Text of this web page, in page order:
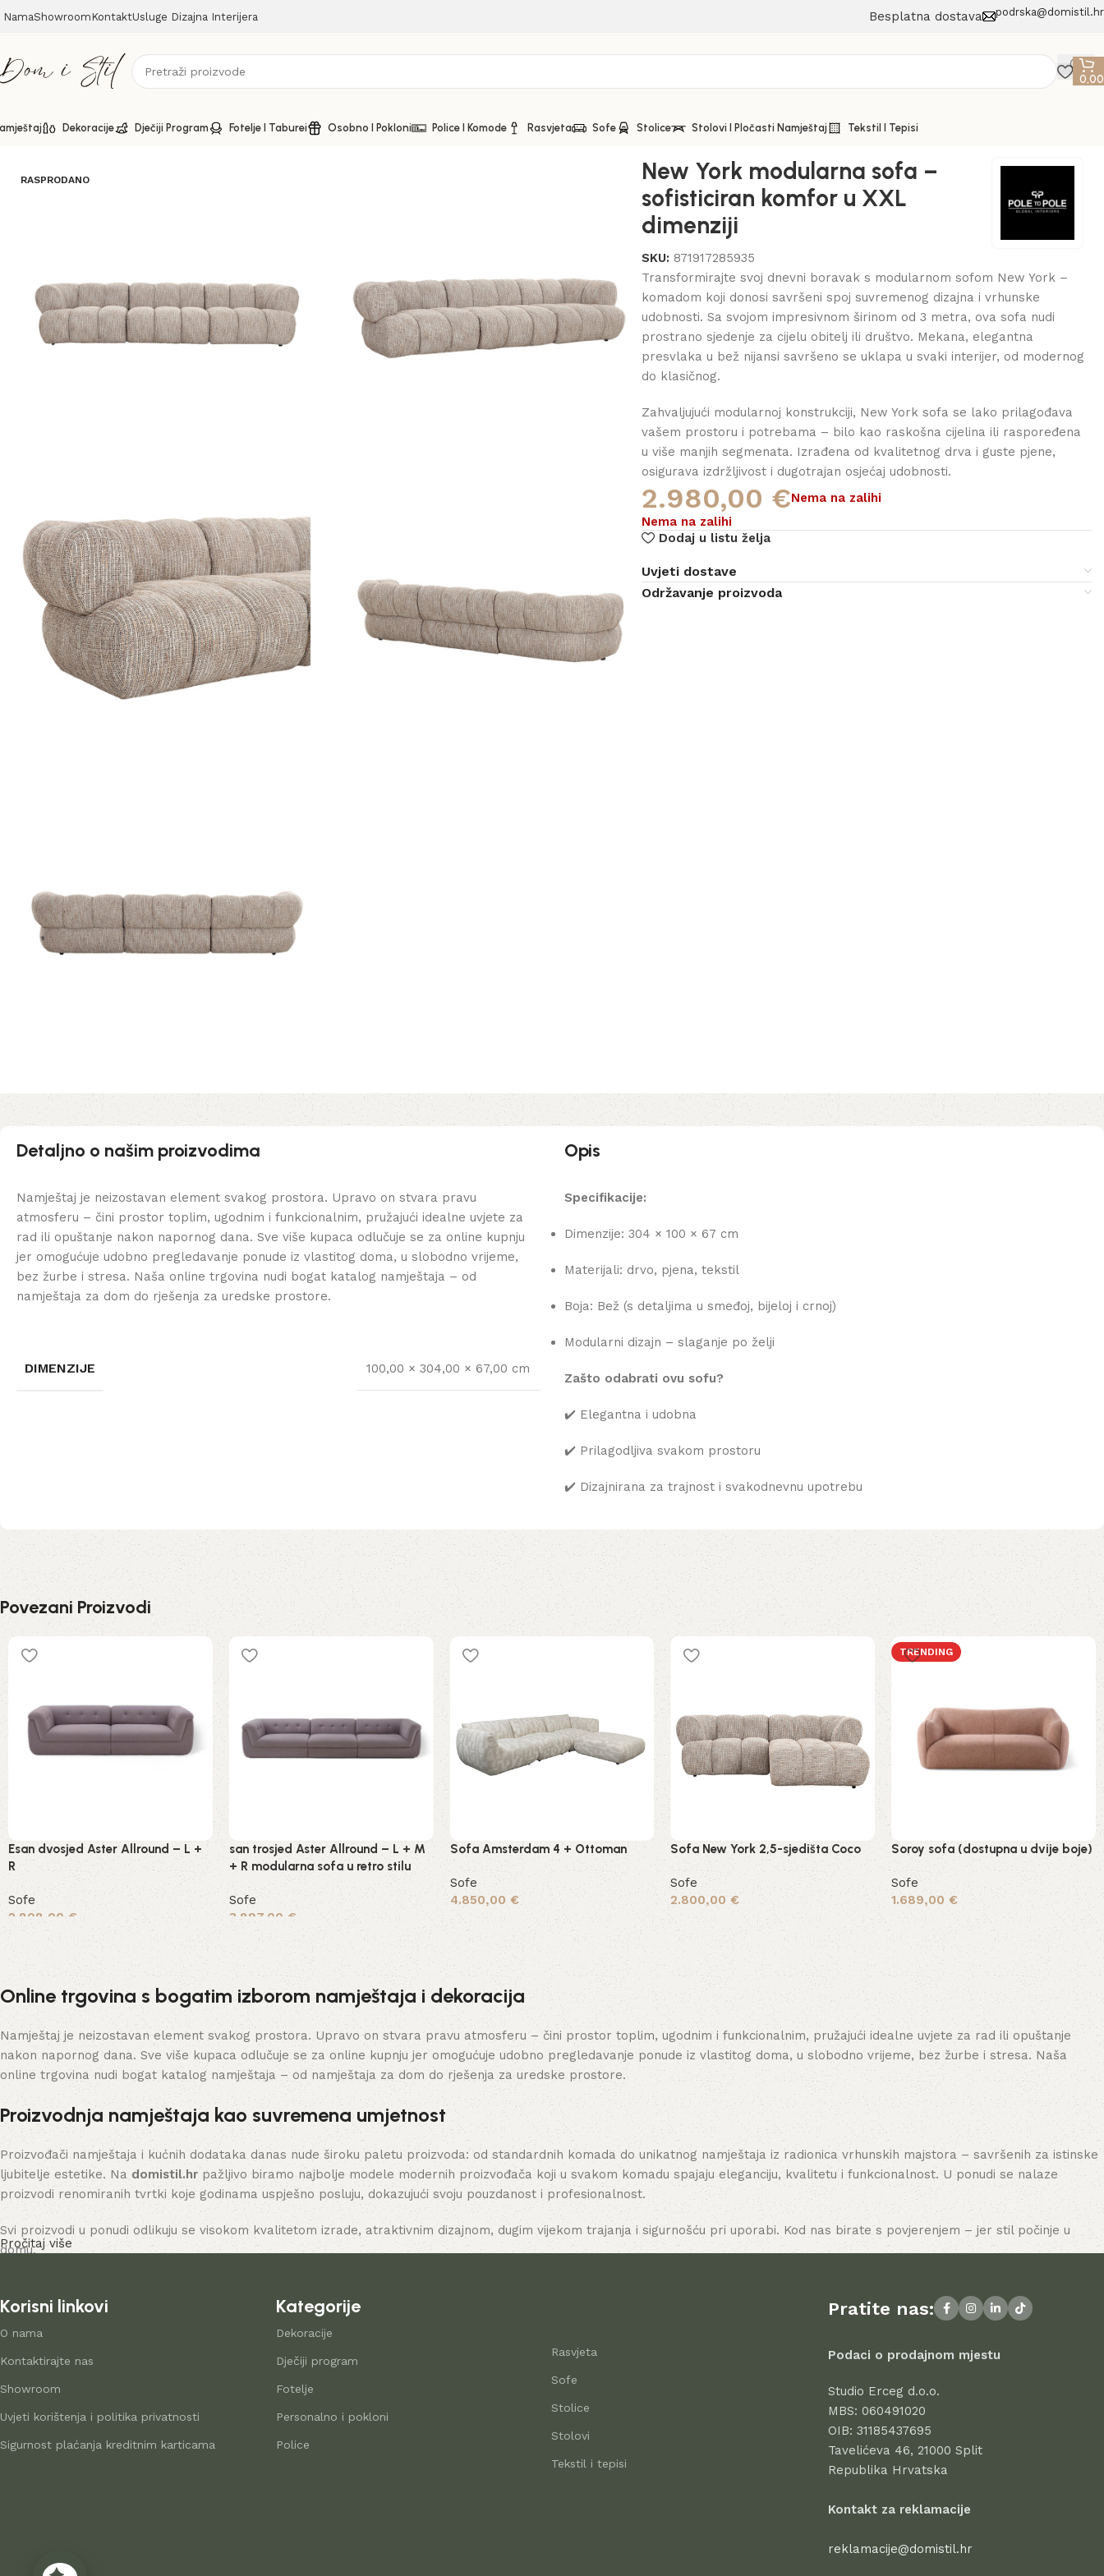
NamaShowroom KontaktUsluge Dizajna Interijera Besplatna dostava podrska@domistil.hr
Dekoracije Dječiji Program Fotelje I Taburei Osobno I Pokloni Police I Komode Rasvjeta Sofe Stolice Stolovi I Pločasti Namještaj Tekstil I Tepisi
New York modularna sofa – sofisticiran komfor u XXL dimenziji
RASPRODANO
New York modularna sofa –
sofisticiran komfor u XXL
dimenziji
SKU: 871917285935
Transformirajte svoj dnevni boravak s modularnom sofom New York –
komadom koji donosi savršeni spoj suvremenog dizajna i vrhunske
udobnosti. Sa svojom impresivnom širinom od 3 metra, ova sofa nudi
prostrano sjedenje za cijelu obitelj ili društvo. Mekana, elegantna
presvlaka u bež nijansi savršeno se uklapa u svaki interijer, od modernog
do klasičnog.
Zahvaljujući modularnoj konstrukciji, New York sofa se lako prilagođava
vašem prostoru i potrebama – bilo kao raskošna cijelina ili raspoređena
u više manjih segmenata. Izrađena od kvalitetnog drva i guste pjene,
osigurava izdržljivost i dugotrajan osjećaj udobnosti.
2.980,00 €Nema na zalihi
Nema na zalihi
Dodaj u listu želja
Uvjeti dostave
Održavanje proizvoda
Detaljno o našim proizvodima
Namještaj je neizostavan element svakog prostora. Upravo on stvara pravu
atmosferu – čini prostor toplim, ugodnim i funkcionalnim, pružajući idealne uvjete za
rad ili opuštanje nakon napornog dana. Sve više kupaca odlučuje se za online kupnju
jer omogućuje udobno pregledavanje ponude iz vlastitog doma, u slobodno vrijeme,
bez žurbe i stresa. Naša online trgovina nudi bogat katalog namještaja – od
namještaja za dom do rješenja za uredske prostore.
DIMENZIJE 100,00 × 304,00 × 67,00 cm
Opis
Specifikacije:
Dimenzije: 304 × 100 × 67 cm
Materijali: drvo, pjena, tekstil
Boja: Bež (s detaljima u smeđoj, bijeloj i crnoj)
Modularni dizajn – slaganje po želji
Zašto odabrati ovu sofu?
✔️ Elegantna i udobna
✔️ Prilagodljiva svakom prostoru
✔️ Dizajnirana za trajnost i svakodnevnu upotrebu
Povezani Proizvodi
Esan dvosjed Aster Allround – L +
R
Sofe
2.808,00 €
Odaberi opcije
san trosjed Aster Allround – L + M
+ R modularna sofa u retro stilu
Sofe
3.897,00 €
Odaberi opcije
Sofa Amsterdam 4 + Ottoman
Sofe
4.850,00 €
Sofa New York 2,5-sjedišta Coco
Sofe
2.800,00 €
Dodaj u košaricu
TRENDING
Soroy sofa (dostupna u dvije boje)
Sofe
1.689,00 €
Odaberi opcije
Online trgovina s bogatim izborom namještaja i dekoracija
Namještaj je neizostavan element svakog prostora. Upravo on stvara pravu atmosferu – čini prostor toplim, ugodnim i funkcionalnim, pružajući idealne uvjete za rad ili opuštanje
nakon napornog dana. Sve više kupaca odlučuje se za online kupnju jer omogućuje udobno pregledavanje ponude iz vlastitog doma, u slobodno vrijeme, bez žurbe i stresa. Naša
online trgovina nudi bogat katalog namještaja – od namještaja za dom do rješenja za uredske prostore.
Proizvodnja namještaja kao suvremena umjetnost
Proizvođači namještaja i kućnih dodataka danas nude široku paletu proizvoda: od standardnih komada do unikatnog namještaja iz radionica vrhunskih majstora – savršenih za istinske
ljubitelje estetike. Na domistil.hr pažljivo biramo najbolje modele modernih proizvođača koji u svakom komadu spajaju eleganciju, kvalitetu i funkcionalnost. U ponudi se nalaze
proizvodi renomiranih tvrtki koje godinama uspješno posluju, dokazujući svoju pouzdanost i profesionalnost.
Svi proizvodi u ponudi odlikuju se visokom kvalitetom izrade, atraktivnim dizajnom, dugim vijekom trajanja i sigurnošću pri uporabi. Kod nas birate s povjerenjem – jer stil počinje u
domu.
Pročitaj više
Korisni linkovi
O nama
Kontaktirajte nas
Showroom
Uvjeti korištenja i politika privatnosti
Sigurnost plaćanja kreditnim karticama
Kategorije
Dekoracije
Dječiji program
Fotelje
Personalno i pokloni
Police
Rasvjeta
Sofe
Stolice
Stolovi
Tekstil i tepisi
Pratite nas:
Podaci o prodajnom mjestu
Studio Erceg d.o.o.
MBS: 060491020
OIB: 31185437695
Tavelićeva 46, 21000 Split
Republika Hrvatska
Kontakt za reklamacije
reklamacije@domistil.hr